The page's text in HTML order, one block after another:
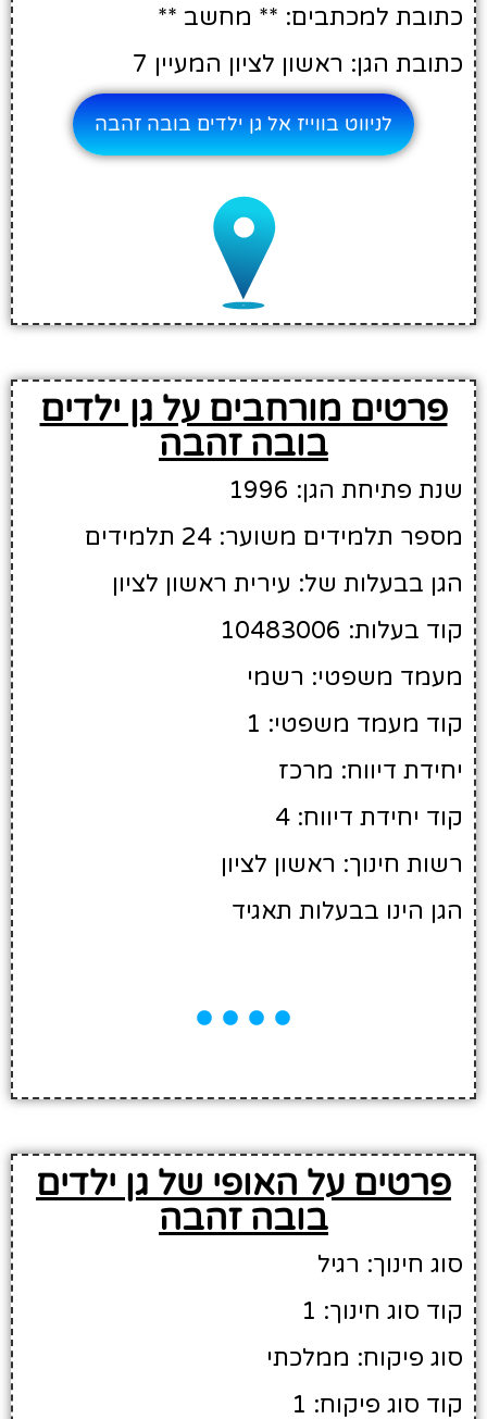
כתובת למכתבים: ** מחשב **
כתובת הגן: ראשון לציון המעיין 7
לניווט בווייז אל גן ילדים בובה זהבה
פרטים מורחבים על גן ילדים
בובה זהבה
שנת פתיחת הגן: 1996
מספר תלמידים משוער: 24 תלמידים
הגן בבעלות של: עירית ראשון לציון
קוד בעלות: 10483006
מעמד משפטי: רשמי
קוד מעמד משפטי: 1
יחידת דיווח: מרכז
קוד יחידת דיווח: 4
רשות חינוך: ראשון לציון
הגן הינו בבעלות תאגיד
פרטים על האופי של גן ילדים
בובה זהבה
סוג חינוך: רגיל
קוד סוג חינוך: 1
סוג פיקוח: ממלכתי
קוד סוג פיקוח: 1